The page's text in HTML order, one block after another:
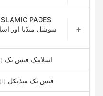
PAGES
Facebook Islamic Pages - اسلامک فیس بک (1)
Facebook Medical Pages - فیس بک میڈیکل (1)